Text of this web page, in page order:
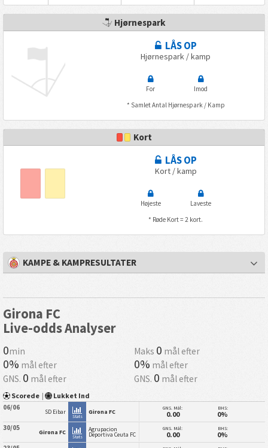
Hjørnespark
LÅS OP
Hjørnespark / kamp
For
Imod
* Samlet Antal Hjørnespark / Kamp
Kort
LÅS OP
Kort / kamp
Højeste
Laveste
* Røde Kort = 2 kort.
KAMPE & KAMPRESULTATER
Girona FC
Live-odds Analyser
0min Maks 0 mål efter
0% mål efter 0% mål efter
GNS. 0 mål efter GNS. 0 mål efter
Scorede | Lukket Ind
06/06 SD Eibar
Stats
Girona FC GNS. Mål:
0.00
BHS:
0%
30/05 Girona FC
Stats
Agrupacion
Deportiva Ceuta FC
GNS. Mål:
0.00
BHS:
0%